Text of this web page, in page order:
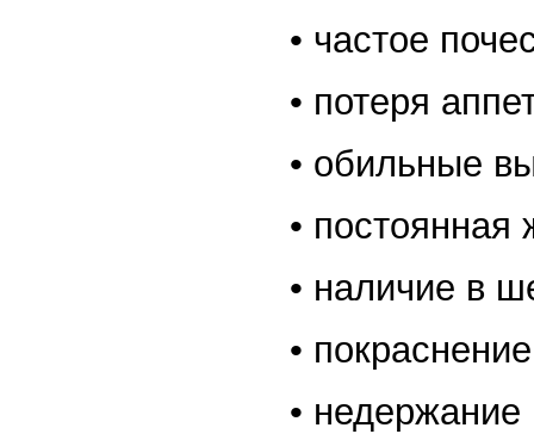
• частое
• потеря
• обильные
• постоянная
• наличие в
•
• недержание